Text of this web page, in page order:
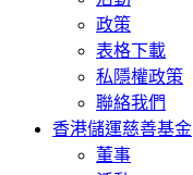
政策
表格下載
私隱權政策
聯絡我們
香港儲運慈善基金
董事